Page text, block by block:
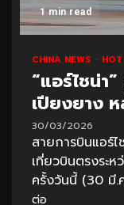
1 min read
CHINA NEWS
“แอร์ไชน่า
เปียงยาง
30/03/2026
สายการบินแอร์
เที่ยวบินตรงระ
ครั้งวันนี้ (30 มี.
ต่อ